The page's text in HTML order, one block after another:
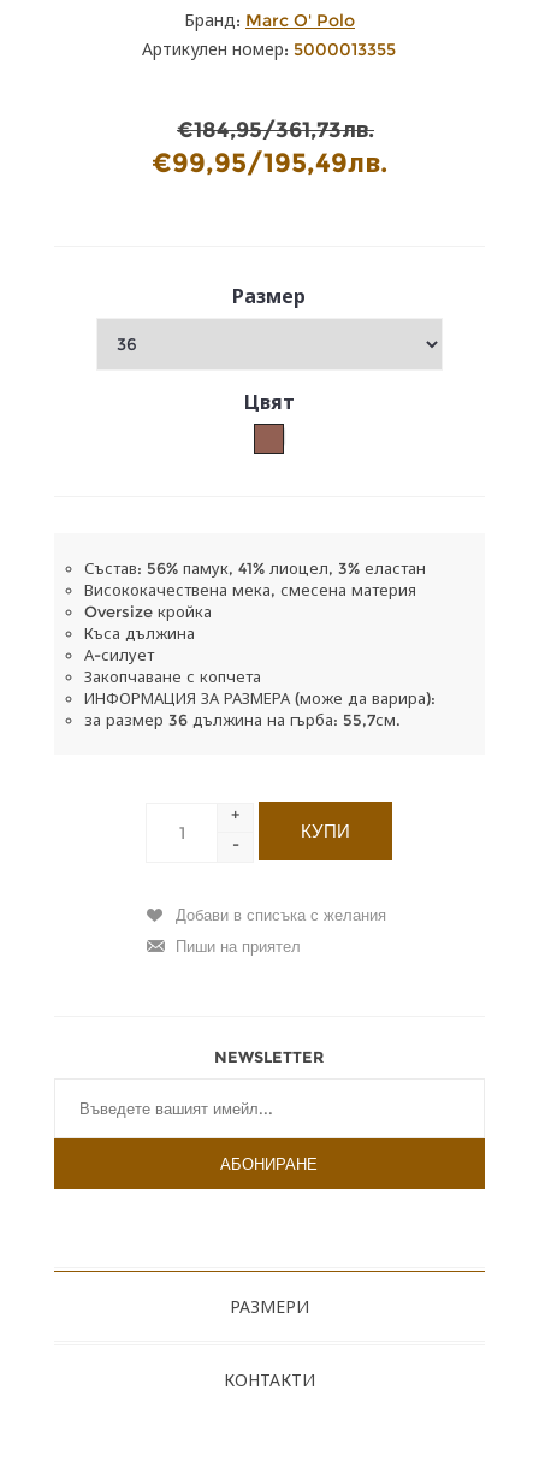
Бранд: Marc O' Polo
Артикулен номер: 5000013355
€184,95/361,73лв.
€99,95/195,49лв.
Размер
Цвят
Състав: 56% памук, 41% лиоцел, 3% еластан
Висококачествена мека, смесена материя
Oversize кройка
Къса дължина
А-силует
Закопчаване с копчета
ИНФОРМАЦИЯ ЗА РАЗМЕРА (може да варира):
за размер 36 дължина на гърба: 55,7см.
+
-
NEWSLETTER
РАЗМЕРИ
КОНТАКТИ